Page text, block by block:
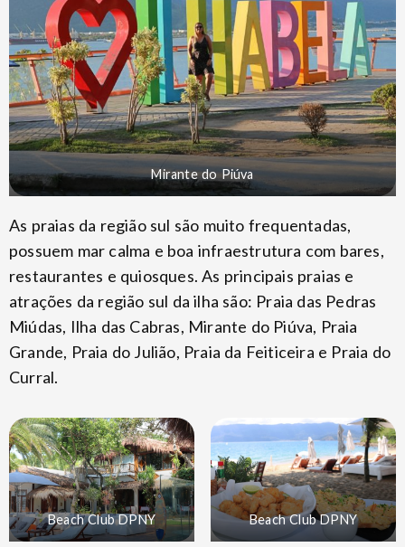
Mirante do Piúva
As praias da região sul são muito frequentadas,
possuem mar calma e boa infraestrutura com bares,
restaurantes e quiosques. As principais praias e
atrações da região sul da ilha são: Praia das Pedras
Miúdas, Ilha das Cabras, Mirante do Piúva, Praia
Grande, Praia do Julião, Praia da Feiticeira e Praia do
Curral.
Beach Club DPNY Beach Club DPNY